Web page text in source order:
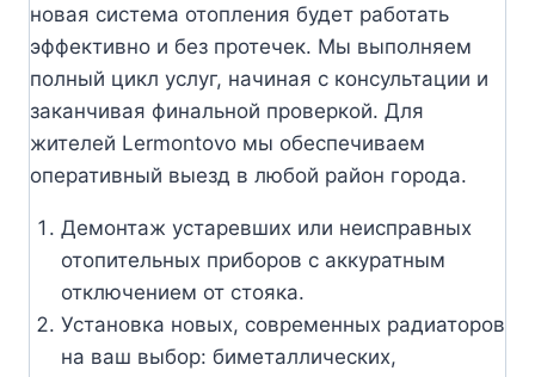
новая система отопления будет работать
эффективно и без протечек. Мы выполняем
полный цикл услуг, начиная с консультации и
заканчивая финальной проверкой. Для
жителей Lermontovo мы обеспечиваем
оперативный выезд в любой район города.
Демонтаж устаревших или неисправных
отопительных приборов с аккуратным
отключением от стояка.
Установка новых, современных радиаторов
на ваш выбор: биметаллических,